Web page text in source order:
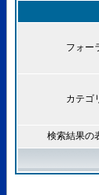
フォー
カテゴ
検索結果の